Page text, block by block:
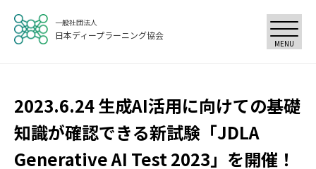
一般社団法人
日本ディープラーニング協会
MENU
2023.6.24 生成AI活用に向けての基礎
知識が確認できる新試験「JDLA
Generative AI Test 2023」を開催！